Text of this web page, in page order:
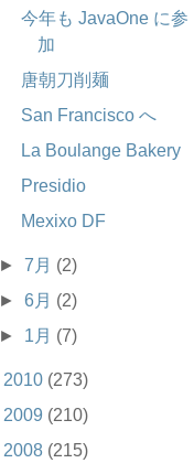
今年も JavaOne に参
加
唐朝刀削麺
San Francisco へ
La Boulange Bakery
Presidio
Mexixo DF
►7月 (2)
►6月 (2)
► 1月 (7)
2010 (273)
2009 (210)
2008 (215)